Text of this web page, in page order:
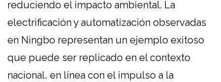
reduciendo el impacto ambiental. La
electrificación y automatización observadas
en Ningbo representan un ejemplo exitoso
que puede ser replicado en el contexto
nacional, en línea con el impulso a la